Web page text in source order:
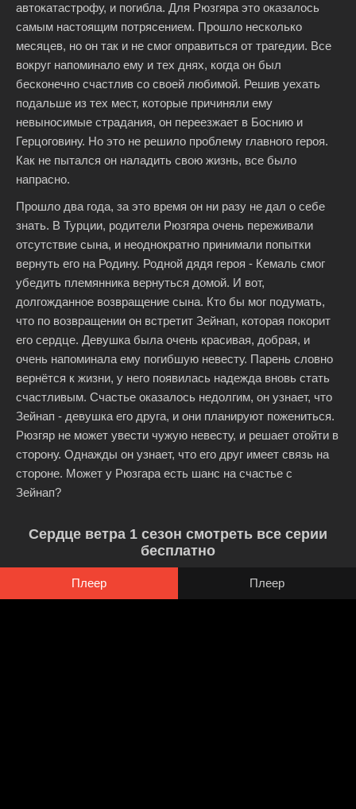
автокатастрофу, и погибла. Для Рюзгяра это оказалось
самым настоящим потрясением. Прошло несколько
месяцев, но он так и не смог оправиться от трагедии. Все
вокруг напоминало ему и тех днях, когда он был
бесконечно счастлив со своей любимой. Решив уехать
подальше из тех мест, которые причиняли ему
невыносимые страдания, он переезжает в Боснию и
Герцоговину. Но это не решило проблему главного героя.
Как не пытался он наладить свою жизнь, все было
напрасно.
Прошло два года, за это время он ни разу не дал о себе
знать. В Турции, родители Рюзгяра очень переживали
отсутствие сына, и неоднократно принимали попытки
вернуть его на Родину. Родной дядя героя - Кемаль смог
убедить племянника вернуться домой. И вот,
долгожданное возвращение сына. Кто бы мог подумать,
что по возвращении он встретит Зейнап, которая покорит
его сердце. Девушка была очень красивая, добрая, и
очень напоминала ему погибшую невесту. Парень словно
вернётся к жизни, у него появилась надежда вновь стать
счастливым. Счастье оказалось недолгим, он узнает, что
Зейнап - девушка его друга, и они планируют пожениться.
Рюзгяр не может увести чужую невесту, и решает отойти в
сторону. Однажды он узнает, что его друг имеет связь на
стороне. Может у Рюзгара есть шанс на счастье с
Зейнап?
Сердце ветра 1 сезон смотреть все серии
бесплатно
Плеер Плеер